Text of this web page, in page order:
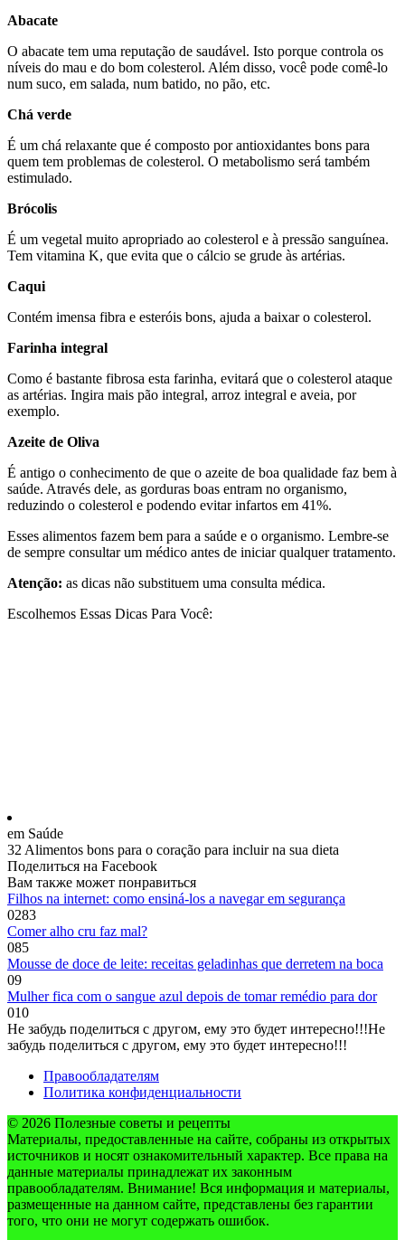
Abacate
O abacate tem uma reputação de saudável. Isto porque controla os
níveis do mau e do bom colesterol. Além disso, você pode comê-lo
num suco, em salada, num batido, no pão, etc.
Chá verde
É um chá relaxante que é composto por antioxidantes bons para
quem tem problemas de colesterol. O metabolismo será também
estimulado.
Brócolis
É um vegetal muito apropriado ao colesterol e à pressão sanguínea.
Tem vitamina K, que evita que o cálcio se grude às artérias.
Caqui
Contém imensa fibra e esteróis bons, ajuda a baixar o colesterol.
Farinha integral
Como é bastante fibrosa esta farinha, evitará que o colesterol ataque
as artérias. Ingira mais pão integral, arroz integral e aveia, por
exemplo.
Azeite de Oliva
É antigo o conhecimento de que o azeite de boa qualidade faz bem à
saúde. Através dele, as gorduras boas entram no organismo,
reduzindo o colesterol e podendo evitar infartos em 41%.
Esses alimentos fazem bem para a saúde e o organismo. Lembre-se
de sempre consultar um médico antes de iniciar qualquer tratamento.
Atenção: as dicas não substituem uma consulta médica.
Escolhemos Essas Dicas Para Você:
em Saúde
32 Alimentos bons para o coração para incluir na sua dieta
Поделиться на Facebook
Вам также может понравиться
Filhos na internet: como ensiná-los a navegar em segurança
0283
Comer alho cru faz mal?
085
Mousse de doce de leite: receitas geladinhas que derretem na boca
09
Mulher fica com o sangue azul depois de tomar remédio para dor
010
Не забудь поделиться с другом, ему это будет интересно!!!Не
забудь поделиться с другом, ему это будет интересно!!!
Правообладателям
Политика конфиденциальности
© 2026 Полезные советы и рецепты
Материалы, предоставленные на сайте, собраны из открытых
источников и носят ознакомительный характер. Все права на
данные материалы принадлежат их законным
правообладателям. Внимание! Вся информация и материалы,
размещенные на данном сайте, представлены без гарантии
того, что они не могут содержать ошибок.